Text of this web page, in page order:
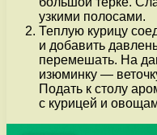
узкими полосами.
Теплую курицу
и добавить
перемешать. На
изюминку —
Подать к столу
с курицей и